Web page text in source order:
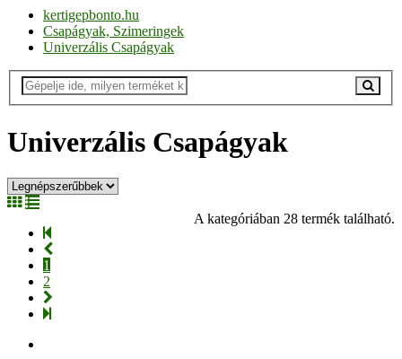
kertigepbonto.hu
Csapágyak, Szimeringek
Univerzális Csapágyak
Univerzális Csapágyak
A kategóriában 28 termék található.
1
2